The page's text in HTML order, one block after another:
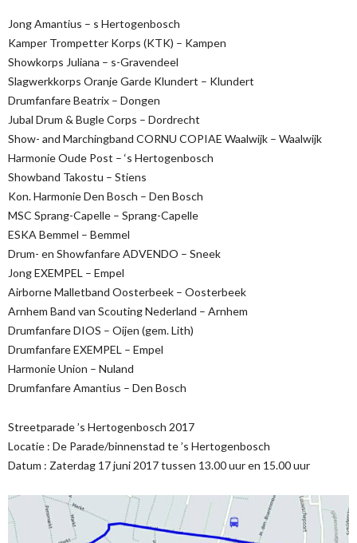
Jong Amantius – s Hertogenbosch
Kamper Trompetter Korps (KTK) – Kampen
Showkorps Juliana – s-Gravendeel
Slagwerkkorps Oranje Garde Klundert – Klundert
Drumfanfare Beatrix – Dongen
Jubal Drum & Bugle Corps – Dordrecht
Show- and Marchingband CORNU COPIAE Waalwijk – Waalwijk
Harmonie Oude Post – ‘s Hertogenbosch
Showband Takostu – Stiens
Kon. Harmonie Den Bosch – Den Bosch
MSC Sprang-Capelle – Sprang-Capelle
ESKA Bemmel – Bemmel
Drum- en Showfanfare ADVENDO – Sneek
Jong EXEMPEL – Empel
Airborne Malletband Oosterbeek – Oosterbeek
Arnhem Band van Scouting Nederland – Arnhem
Drumfanfare DIOS – Oijen (gem. Lith)
Drumfanfare EXEMPEL – Empel
Harmonie Union – Nuland
Drumfanfare Amantius – Den Bosch
Streetparade ’s Hertogenbosch 2017
Locatie : De Parade/binnenstad te ’s Hertogenbosch
Datum : Zaterdag 17 juni 2017 tussen 13.00 uur en 15.00 uur